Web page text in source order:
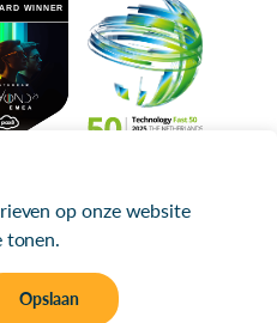
zijn exclusief btw
op onze website
tonen.
Opslaan